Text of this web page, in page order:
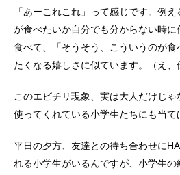
「あーこれこれ」って感じです。例
が食べたいか自分でも分からない時
食べて、「そうそう、こういうのが
たくなる嬉しさに似ています。（え、
このエビチリ現象、実は大人だけじ
使ってくれている小学生たちにも当て
平日の夕方、友達との待ち合わせに
れる小学生がいるんですが、小学生